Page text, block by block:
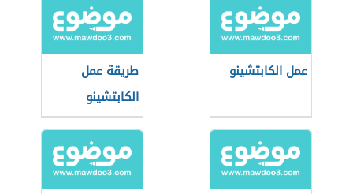
عمل الكابتشينو
طريقة عمل
الكابتشينو